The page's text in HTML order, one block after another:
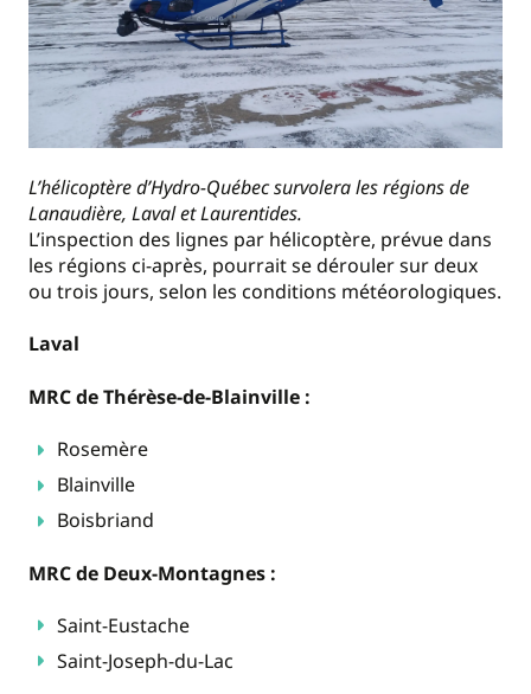
L’hélicoptère d’Hydro-Québec survolera les régions de
Lanaudière, Laval et Laurentides.
L’inspection des lignes par hélicoptère, prévue dans
les régions ci-après, pourrait se dérouler sur deux
ou trois jours, selon les conditions météorologiques.
Laval
MRC de Thérèse-de-Blainville :
Rosemère
Blainville
Boisbriand
MRC de Deux-Montagnes :
Saint-Eustache
Saint-Joseph-du-Lac